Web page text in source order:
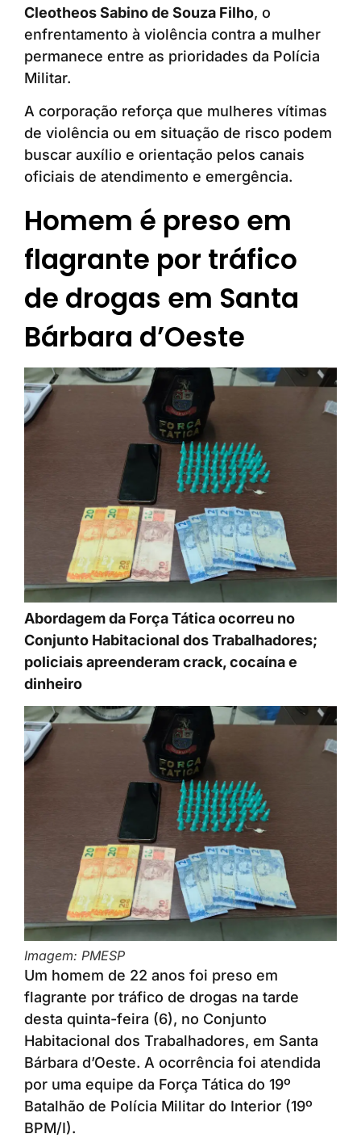
Cleotheos Sabino de Souza Filho, o
enfrentamento à violência contra a mulher
permanece entre as prioridades da Polícia
Militar.
A corporação reforça que mulheres vítimas
de violência ou em situação de risco podem
buscar auxílio e orientação pelos canais
oficiais de atendimento e emergência.
Homem é preso em
flagrante por tráfico
de drogas em Santa
Bárbara d’Oeste
Abordagem da Força Tática ocorreu no
Conjunto Habitacional dos Trabalhadores;
policiais apreenderam crack, cocaína e
dinheiro
Imagem: PMESP
Um homem de 22 anos foi preso em
flagrante por tráfico de drogas na tarde
desta quinta-feira (6), no Conjunto
Habitacional dos Trabalhadores, em Santa
Bárbara d’Oeste. A ocorrência foi atendida
por uma equipe da Força Tática do 19º
Batalhão de Polícia Militar do Interior (19º
BPM/I).